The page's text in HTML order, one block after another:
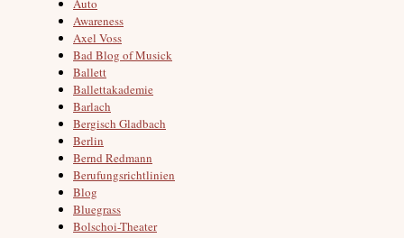
Auto
Awareness
Axel Voss
Bad Blog of Musick
Ballett
Ballettakademie
Barlach
Bergisch Gladbach
Berlin
Bernd Redmann
Berufungsrichtlinien
Blog
Bluegrass
Bolschoi-Theater